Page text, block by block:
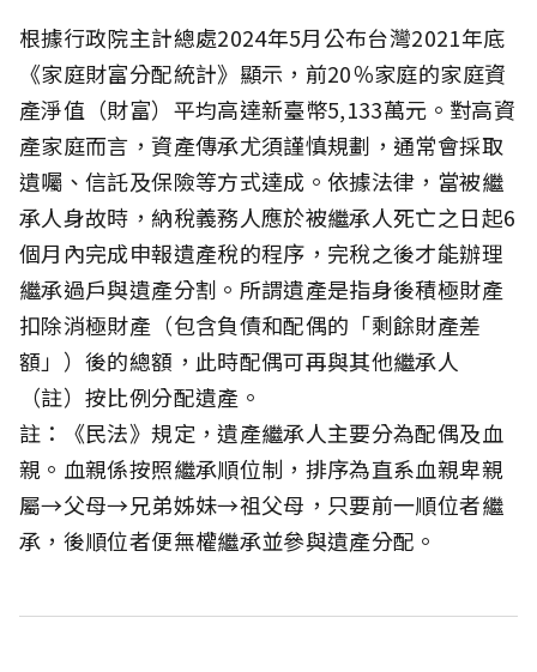
根據行政院主計總處2024年5月公布台灣2021年底
《家庭財富分配統計》顯示，前20％家庭的家庭資
產淨值（財富）平均高達新臺幣5,133萬元。對高資
產家庭而言，資產傳承尤須謹慎規劃，通常會採取
遺囑、信託及保險等方式達成。依據法律，當被繼
承人身故時，納稅義務人應於被繼承人死亡之日起6
個月內完成申報遺產稅的程序，完稅之後才能辦理
繼承過戶與遺產分割。所謂遺產是指身後積極財產
扣除消極財產（包含負債和配偶的「剩餘財產差
額」）後的總額，此時配偶可再與其他繼承人
（註）按比例分配遺產。
註：《民法》規定，遺產繼承人主要分為配偶及血
親。血親係按照繼承順位制，排序為直系血親卑親
屬→父母→兄弟姊妹→祖父母，只要前一順位者繼
承，後順位者便無權繼承並參與遺產分配。